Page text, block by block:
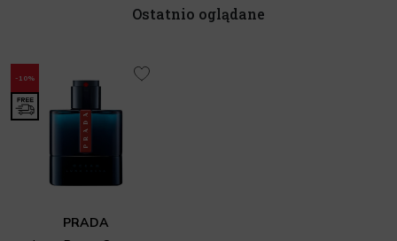
Ostatnio oglądane
-10%
PRADA